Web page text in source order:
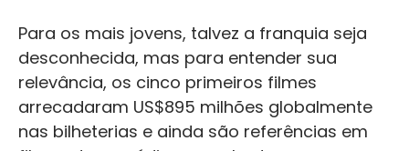
Para os mais jovens, talvez a franquia seja
desconhecida, mas para entender sua
relevância, os cinco primeiros filmes
arrecadaram US$895 milhões globalmente
nas bilheterias e ainda são referências em